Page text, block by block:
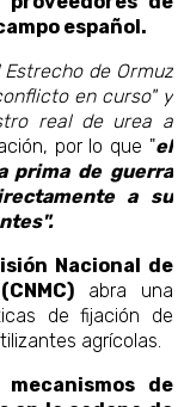
español.
de Ormuz
en curso" y
real de urea a
por lo que "el
prima de guerra
a su
Nacional de
abra una
de fijación de
agrícolas.
mecanismos de